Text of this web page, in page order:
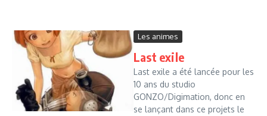
Les animes
Last exile
Last exile a été lancée pour les
10 ans du studio
GONZO/Digimation, donc en
se lançant dans ce projets le